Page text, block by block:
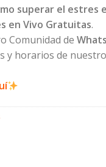
superar el estres
en Vivo Gratuitas.
Comunidad de
y horarios de